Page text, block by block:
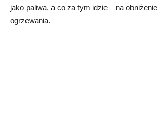
jako paliwa, a co za tym idzie – na
ogrzewania.